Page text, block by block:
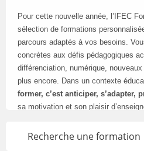
Pour cette nouvelle année, l’IFEC
sélection de formations
parcours adaptés à vos besoins.
concrètes aux défis pédagogiques
différenciation, numérique,
plus encore. Dans un contexte
former, c’est anticiper, s’adapter,
sa motivation et son plaisir
évolue tout au long de l’année.